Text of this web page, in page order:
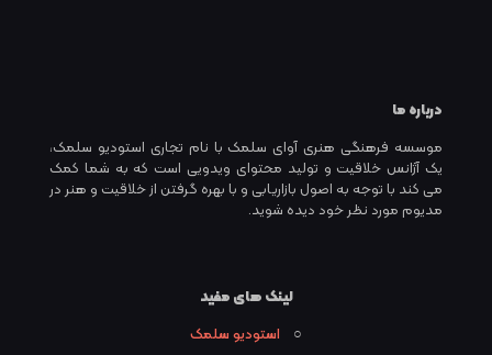
درباره ما
موسسه فرهنگی هنری آوای سلمک با نام تجاری استودیو سلمک،
یک آژانس خلاقیت و تولید محتوای ویدویی است که به شما کمک
می کند با توجه به اصول بازاریابی و با بهره گرفتن از خلاقیت و هنر در
مدیوم مورد نظر خود دیده شوید.
لینک های مفید
○
استودیو سلمک